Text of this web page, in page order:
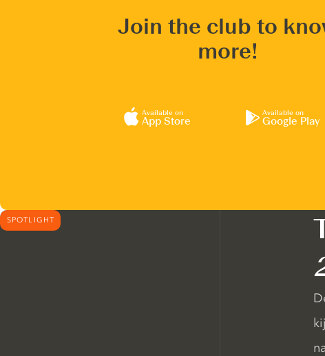
Join the club to
more!
Available on
App Store
Available on
Google Play
SPOTLIGHT